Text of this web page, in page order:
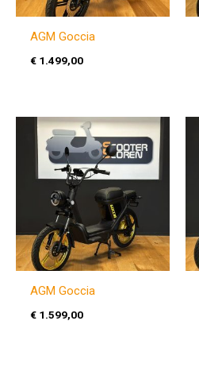
AGM Goccia
€ 1.499,00
AGM Goccia
€ 1.599,00